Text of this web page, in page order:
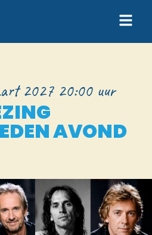
2027 20:00 uur
AVOND